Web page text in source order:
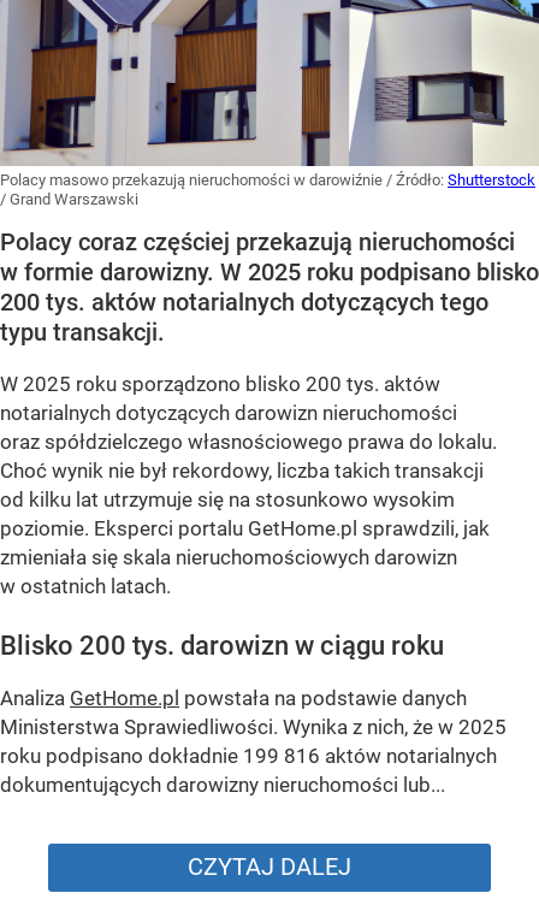
Polacy masowo przekazują nieruchomości w darowiźnie / Źródło: Shutterstock
/ Grand Warszawski
Polacy coraz częściej przekazują nieruchomości
w formie darowizny. W 2025 roku podpisano blisko
200 tys. aktów notarialnych dotyczących tego
typu transakcji.
W 2025 roku sporządzono blisko 200 tys. aktów
notarialnych dotyczących darowizn nieruchomości
oraz spółdzielczego własnościowego prawa do lokalu.
Choć wynik nie był rekordowy, liczba takich transakcji
od kilku lat utrzymuje się na stosunkowo wysokim
poziomie. Eksperci portalu GetHome.pl sprawdzili, jak
zmieniała się skala nieruchomościowych darowizn
w ostatnich latach.
Blisko 200 tys. darowizn w ciągu roku
Analiza GetHome.pl powstała na podstawie danych
Ministerstwa Sprawiedliwości. Wynika z nich, że w 2025
roku podpisano dokładnie 199 816 aktów notarialnych
dokumentujących darowizny nieruchomości lub...
CZYTAJ DALEJ